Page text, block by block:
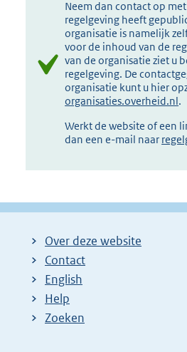
Neem dan contact op
regelgeving heeft
organisatie is namelijk
voor de inhoud van de
van de organisatie ziet u
regelgeving. De
organisatie kunt u hier
organisaties.overheid.nl.
Werkt de website of een
dan een e-mail naar
Over deze website
Contact
English
Help
Zoeken